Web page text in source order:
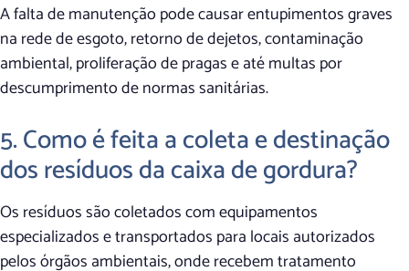
A falta de manutenção pode causar entupimentos graves
na rede de esgoto, retorno de dejetos, contaminação
ambiental, proliferação de pragas e até multas por
descumprimento de normas sanitárias.
5. Como é feita a coleta e destinação
dos resíduos da caixa de gordura?
Os resíduos são coletados com equipamentos
especializados e transportados para locais autorizados
pelos órgãos ambientais, onde recebem tratamento